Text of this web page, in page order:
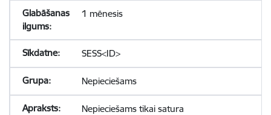
1 mēnesis
SESS<ID>
Nepieciešams
Nepieciešams tikai satura